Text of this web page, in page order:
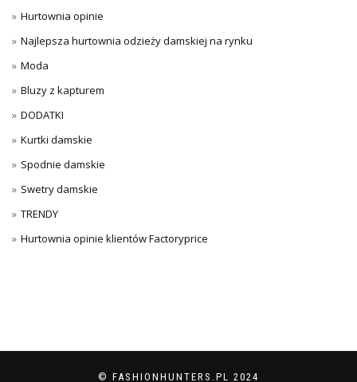
Hurtownia opinie
Najlepsza hurtownia odzieży damskiej na rynku
Moda
Bluzy z kapturem
DODATKI
Kurtki damskie
Spodnie damskie
Swetry damskie
TRENDY
Hurtownia opinie klientów Factoryprice
© FASHIONHUNTERS.PL 2024